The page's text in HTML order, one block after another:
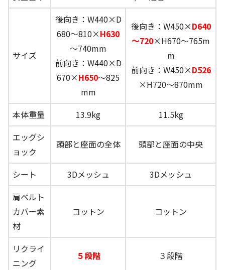
サイズ
後向き：W440×D
680～810×H630
～740mm
前向き：W440×D
670×H650～825
mm
後向き：W450×D640
～720×H670～765m
m
前向き：W450×D526
×H720～870mm
本体重量 13.9kg
11.5kg
エッグシ
ョック
頭部と座面の全体 頭部と座面の中央
シート 3Dメッシュ
3Dメッシュ
肩ベルト
カバー素
材
コットン コットン
リクライ
ニング
５段階 ３段階